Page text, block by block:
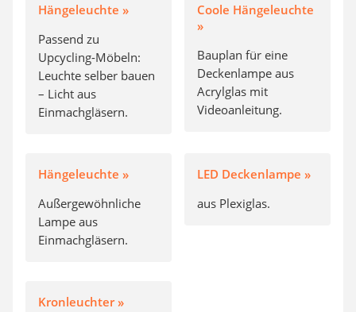
Hängeleuchte »
Passend zu
Upcycling-Möbeln:
Leuchte selber bauen
– Licht aus
Einmachgläsern.
Coole Hängeleuchte
»
Bauplan für eine
Deckenlampe aus
Acrylglas mit
Videoanleitung.
Hängeleuchte »
Außergewöhnliche
Lampe aus
Einmachgläsern.
LED Deckenlampe »
aus Plexiglas.
Kronleuchter »